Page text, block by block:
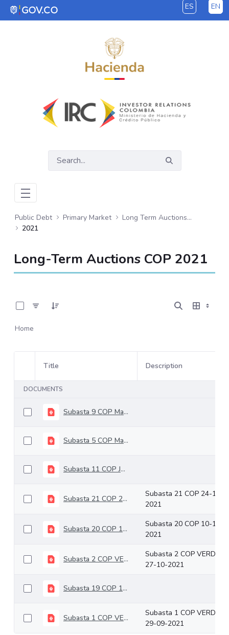
Skip to Main Content ES EN
Public Debt Primary Market
Long Term Auctions - COP
2021
Long-Term Auctions COP 2021
Home
Item Selection
Title Description
DOCUMENTS
Subasta 9 COP Mayo 12
Subasta 5 COP Marzo 10 de 2021
Subasta 11 COP Junio 09 de 2021
Subasta 21 COP 24-11-2021
Subasta 21 COP 24-11-
2021
Subasta 20 COP 10-11-2021
Subasta 20 COP 10-11-
2021
Subasta 2 COP VERDES 27-10-2021
Subasta 2 COP VERDES
27-10-2021
Subasta 19 COP 13-10-2021
Subasta 1 COP VERDES 29-09-2021
Subasta 1 COP VERDES
29-09-2021